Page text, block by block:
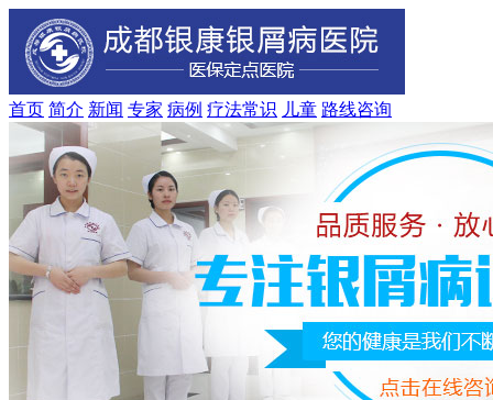
首页 简介 新闻 专家 病例 疗法常识 儿童 路线咨询